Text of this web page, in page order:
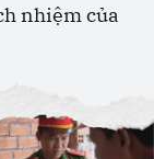
nhiệm của